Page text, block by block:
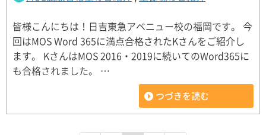
皆様こんにちは！日吉東急アベニュー校の福岡です。 今
回はMOS Word 365に満点合格されたKさんをご紹介し
ます。 KさんはMOS 2016・2019に続いてのWord365に
も合格されました。 …
つづきを読む